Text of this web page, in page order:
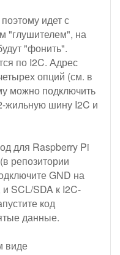
идет с
"глушителем", на
"фонить".
по I2C. Адрес
опций (см. в
можно подключить
жильную шину I2C и
для Raspberry Pi
репозитории
GND на
SCL/SDA к I2C-
код
данные.
виде